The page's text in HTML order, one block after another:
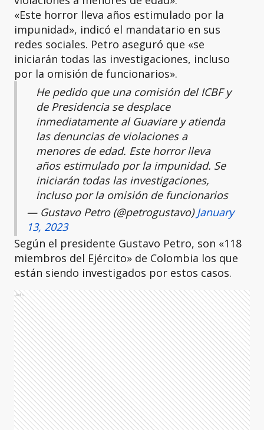
«Este horror lleva años estimulado por la
impunidad», indicó el mandatario en sus
redes sociales. Petro aseguró que «se
iniciarán todas las investigaciones, incluso
por la omisión de funcionarios».
He pedido que una comisión del ICBF y
de Presidencia se desplace
inmediatamente al Guaviare y atienda
las denuncias de violaciones a
menores de edad. Este horror lleva
años estimulado por la impunidad. Se
iniciarán todas las investigaciones,
incluso por la omisión de funcionarios
— Gustavo Petro (@petrogustavo) January
13, 2023
Según el presidente Gustavo Petro, son «118
miembros del Ejército» de Colombia los que
están siendo investigados por estos casos.
Ads